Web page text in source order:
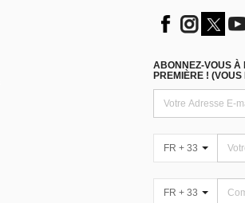
ABONNEZ-VOUS À
PREMIÈRE !
FR + 33
FR + 33